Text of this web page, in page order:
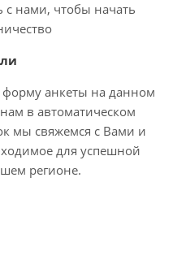
с нами, чтобы начать
анкеты на данном
в автоматическом
мы свяжемся с Вами и
для успешной
регионе.